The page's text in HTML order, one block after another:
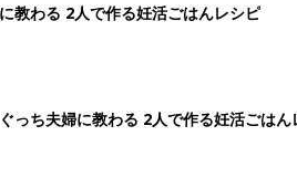
教わる 2人で作る妊活ごはんレシピ
っち夫婦に教わる 2人で作る妊活ごはん